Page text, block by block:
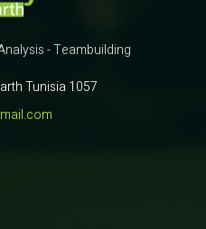
- Teambuilding
Tunisia 1057